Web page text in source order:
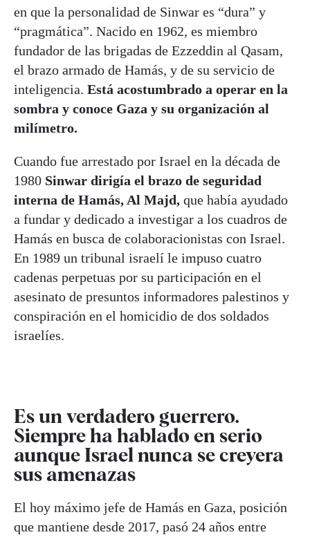
en que la personalidad de Sinwar es “dura” y
“pragmática”. Nacido en 1962, es miembro
fundador de las brigadas de Ezzeddin al Qasam,
el brazo armado de Hamás, y de su servicio de
inteligencia. Está acostumbrado a operar en la
sombra y conoce Gaza y su organización al
milímetro.
Cuando fue arrestado por Israel en la década de
1980 Sinwar dirigía el brazo de seguridad
interna de Hamás, Al Majd, que había ayudado
a fundar y dedicado a investigar a los cuadros de
Hamás en busca de colaboracionistas con Israel.
En 1989 un tribunal israelí le impuso cuatro
cadenas perpetuas por su participación en el
asesinato de presuntos informadores palestinos y
conspiración en el homicidio de dos soldados
israelíes.
Es un verdadero guerrero.
Siempre ha hablado en serio
aunque Israel nunca se creyera
sus amenazas
El hoy máximo jefe de Hamás en Gaza, posición
que mantiene desde 2017, pasó 24 años entre